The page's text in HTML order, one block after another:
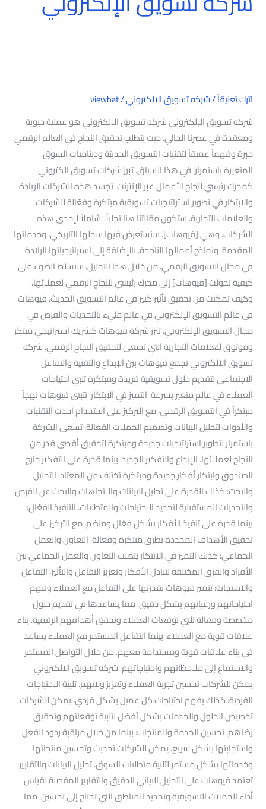
اترك تعليقاً/شركه تسويق الالكتروني/
viewhat
شركه تسويق الإلكتروني شركه تسويق الالكتروني هو عملية حيوية
ومعقدة في عصرنا الحالي. حيث يتطلب تحقيق النجاح في العالم الرقمي
خبرة وفهماً عميقاً لتقنيات التسويق الحديثة وديناميات السوق
المتغيرة باستمرار. في هذا السياق. تبرز شركات تسويق الكتروني
كمحرك رئيسي لنجاح الأعمال عبر الإنترنت. تجسد هذه الشركات الريادة
والابتكار في تطوير استراتيجيات تسويقية مبتكرة وفعّالة للشركات
والعلامات التجارية. ستكون مقالتنا هنا تحليلًا شاملاً لإحدى هذه
الشركات، وهي [فيوهات]. سنستعرض فيها سجلها التاريخي، وخدماتها
المقدمة. ونماذج أعمالها الناجحة. بالإضافة إلى استراتيجياتها الرائدة
في مجال التسويق الرقمي. من خلال هذا التحليل، سنسلط الضوء على
كيفية تحولت [فيوهات] إلى محرك رئيسي للنجاح الرقمي لعملائها،
وكيف تمكنت من تحقيق تأثير كبير في عالم التسويق الحديث. فيوهات
في عالم التسويق الإلكتروني في عالم مليء بالتحديات والفرص في
مجال التسويق الإلكتروني، تبرز شركة فيوهات كشريك استراتيجي مبتكر
وموثوق للعلامات التجارية التي تسعى لتحقيق النجاح الرقمي. شركه
تسويق الالكتروني تجمع فيوهات بين الإبداع والتقنية والتفاعل
الاجتماعي لتقديم حلول تسويقية فريدة ومبتكرة تلبي احتياجات
العملاء في عالم متغير بسرعة. التميز في الابتكار: تتبنى فيوهات نهجاً
مبتكراً في التسويق الرقمي، مع التركيز على استخدام أحدث التقنيات
والأدوات لتحليل البيانات وتصميم الحملات الفعالة. تسعى الشركة
باستمرار لتطوير استراتيجيات جديدة ومبتكرة لتحقيق أقصى قدر من
النجاح لعملائها. الإبداع والتفكير الجديد: بينما قدرة على التفكير خارج
الصندوق وابتكار أفكار جديدة ومبتكرة تختلف عن المعتاد. التحليل
والبحث: كذلك القدرة على تحليل البيانات والاتجاهات والبحث عن الفرص
والتحديات المستقبلية لتحديد الاحتياجات والمتطلبات. التنفيذ الفعّال:
بينما قدرة على تنفيذ الأفكار بشكل فعّال ومنظم، مع التركيز على
تحقيق الأهداف المحددة بطرق مبتكرة وفعالة. التعاون والعمل
الجماعي: كذلك التميز في الابتكار يتطلب التعاون والعمل الجماعي بين
الأفراد والفرق المختلفة لتبادل الأفكار وتعزيز التفاعل والتأثير. التفاعل
والاستجابة: تتميز فيوهات بقدرتها على التفاعل مع العملاء وفهم
احتياجاتهم ورغباتهم بشكل دقيق. مما يساعدها في تقديم حلول
مخصصة وفعالة تلبي توقعات العملاء وتحقق أهدافهم الرقمية. بناء
علاقات قوية مع العملاء: بينما التفاعل المستمر مع العملاء يساعد
في بناء علاقات قوية ومستدامة معهم. من خلال التواصل المستمر
والاستماع إلى ملاحظاتهم واحتياجاتهم. شركه تسويق الالكتروني
يمكن للشركات تحسين تجربة العملاء وتعزيز ولائهم. تلبية الاحتياجات
الفردية: كذلك بفهم احتياجات كل عميل بشكل فردي، يمكن للشركات
تخصيص الحلول والخدمات بشكل أفضل لتلبية توقعاتهم وتحقيق
رضاهم. تحسين الخدمة والمنتجات: بينما من خلال مراقبة ردود الفعل
واستجابتها بشكل سريع. يمكن للشركات تحديث وتحسين منتجاتها
وخدماتها بشكل مستمر لتلبية متطلبات السوق. تحليل البيانات والتقارير:
تعتمد فيوهات على التحليل البياني الدقيق والتقارير المفصلة لقياس
أداء الحملات التسويقية وتحديد المناطق التي تحتاج إلى تحسين. مما